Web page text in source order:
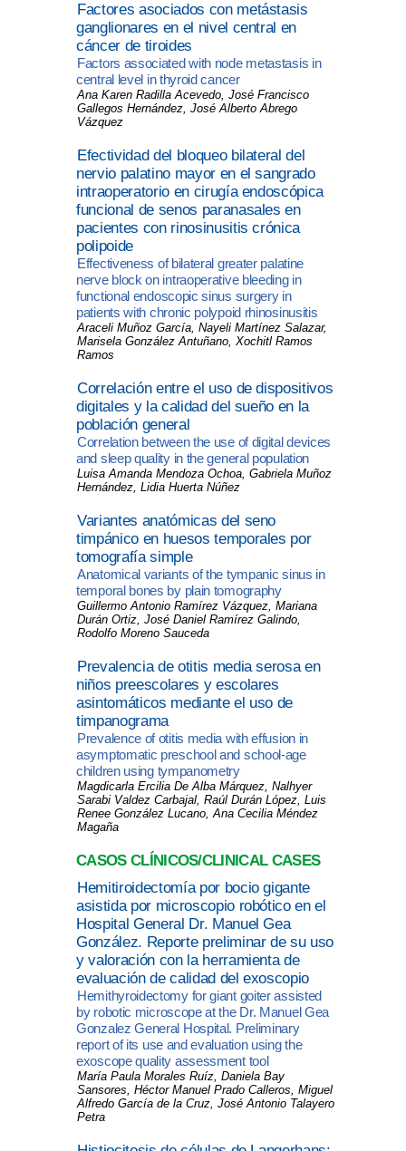
Factores asociados con metástasis
ganglionares en el nivel central en
cáncer de tiroides
Factors associated with node metastasis in
central level in thyroid cancer
Ana Karen Radilla Acevedo, José Francisco
Gallegos Hernández, José Alberto Abrego
Vázquez
Efectividad del bloqueo bilateral del
nervio palatino mayor en el sangrado
intraoperatorio en cirugía endoscópica
funcional de senos paranasales en
pacientes con rinosinusitis crónica
polipoide
Effectiveness of bilateral greater palatine
nerve block on intraoperative bleeding in
functional endoscopic sinus surgery in
patients with chronic polypoid rhinosinusitis
Araceli Muñoz García, Nayeli Martínez Salazar,
Marisela González Antuñano, Xochitl Ramos
Ramos
Correlación entre el uso de dispositivos
digitales y la calidad del sueño en la
población general
Correlation between the use of digital devices
and sleep quality in the general population
Luisa Amanda Mendoza Ochoa, Gabriela Muñoz
Hernández, Lidia Huerta Núñez
Variantes anatómicas del seno
timpánico en huesos temporales por
tomografía simple
Anatomical variants of the tympanic sinus in
temporal bones by plain tomography
Guillermo Antonio Ramírez Vázquez, Mariana
Durán Ortiz, José Daniel Ramírez Galindo,
Rodolfo Moreno Sauceda
Prevalencia de otitis media serosa en
niños preescolares y escolares
asintomáticos mediante el uso de
timpanograma
Prevalence of otitis media with effusion in
asymptomatic preschool and school-age
children using tympanometry
Magdicarla Ercilia De Alba Márquez, Nalhyer
Sarabi Valdez Carbajal, Raúl Durán López, Luis
Renee González Lucano, Ana Cecilia Méndez
Magaña
CASOS CLÍNICOS/CLINICAL CASES
Hemitiroidectomía por bocio gigante
asistida por microscopio robótico en el
Hospital General Dr. Manuel Gea
González. Reporte preliminar de su uso
y valoración con la herramienta de
evaluación de calidad del exoscopio
Hemithyroidectomy for giant goiter assisted
by robotic microscope at the Dr. Manuel Gea
Gonzalez General Hospital. Preliminary
report of its use and evaluation using the
exoscope quality assessment tool
María Paula Morales Ruíz, Daniela Bay
Sansores, Héctor Manuel Prado Calleros, Miguel
Alfredo García de la Cruz, José Antonio Talayero
Petra